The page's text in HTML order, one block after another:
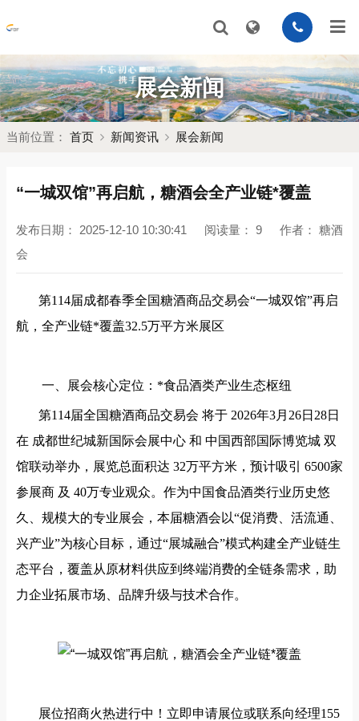
展会新闻
当前位置： 首页 新闻资讯 展会新闻
“一城双馆”再启航，糖酒会全产业链*覆盖
发布日期： 2025-12-10 10:30:41 阅读量： 9 作者： 糖酒
会
第114届成都春季全国糖酒商品交易会“一城双馆”再启
航，全产业链*覆盖32.5万平方米展区
一、展会核心定位：*食品酒类产业生态枢纽
第114届全国糖酒商品交易会 将于 2026年3月26日28日
在 成都世纪城新国际会展中心 和 中国西部国际博览城 双
馆联动举办，展览总面积达 32万平方米，预计吸引 6500家
参展商 及 40万专业观众。作为中国食品酒类行业历史悠
久、规模大的专业展会，本届糖酒会以“促消费、活流通、
兴产业”为核心目标，通过“展城融合”模式构建全产业链生
态平台，覆盖从原材料供应到终端消费的全链条需求，助
力企业拓展市场、品牌升级与技术合作。
展位招商火热进行中！立即申请展位或联系向经理155